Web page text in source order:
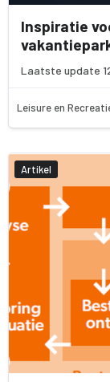
Inspiratie
Laatste update
Leisure en
Artikel